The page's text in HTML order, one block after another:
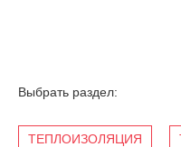
Выбрать раздел:
ТЕПЛОИЗОЛЯЦИЯ